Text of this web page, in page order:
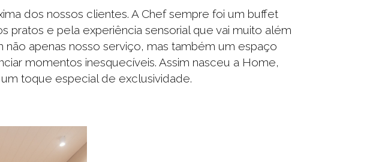
dos nossos clientes. A Chef sempre foi um buffet
e pela experiência sensorial que vai muito além
apenas nosso serviço, mas também um espaço
momentos inesquecíveis. Assim nasceu a Home,
toque especial de exclusividade.